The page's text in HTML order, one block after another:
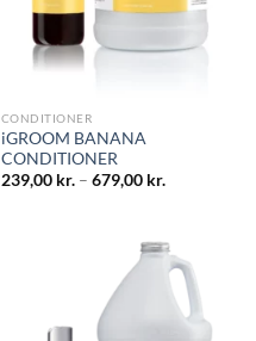
CONDITIONER
iGROOM BANANA
CONDITIONER
239,00 kr.– 679,00 kr.